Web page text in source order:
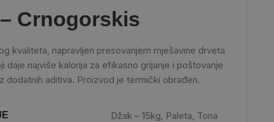
Crnogorskis
kvaliteta, napravljen presovanjem mješavine drveta
daje najviše kalorija za efikasno grijanje i poštovanje
dodatnih aditiva. Proizvod je termički obrađen.
Džak – 15kg, Paleta, Tona